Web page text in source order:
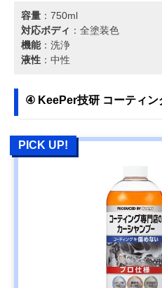
容量 ：750ml
対応ボディ ：全塗装色
機能：洗浄
液性 ：中性
④ KeePer技研 コーティン
PICK UP!